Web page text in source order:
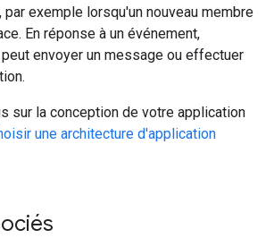
exemple lorsqu'un nouveau membre
En réponse à un événement,
envoyer un message ou effectuer
sur la conception de votre application
une architecture d'application